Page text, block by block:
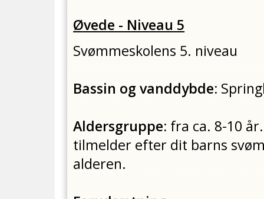
Øvede - Niveau 5
Svømmeskolens 5. niveau
Bassin og vanddybde:
Aldersgruppe: fra ca. 8-10
tilmelder efter dit barns
alderen.